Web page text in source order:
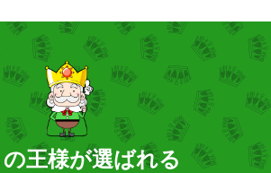
王様が選ばれる